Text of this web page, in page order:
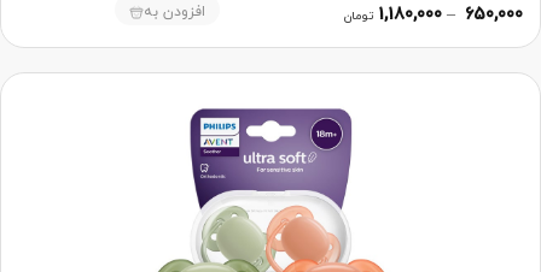
650,000
–
1,180,000 تومان افزودن به